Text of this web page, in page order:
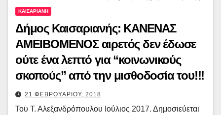
ΚΑΙΣΑΡΙΑΝΗ
Δήμος Καισαριανής: ΚΑΝΕΝΑΣ
ΑΜΕΙΒΟΜΕΝΟΣ αιρετός δεν έδωσε
ούτε ένα λεπτό για “κοινωνικούς
σκοπούς” από την μισθοδοσία του!!!
21 ΦΕΒΡΟΥΑΡΙΟΥ, 2018
Του Τ. Αλεξανδρόπουλου Ιούλιος 2017. Δημοσιεύεται